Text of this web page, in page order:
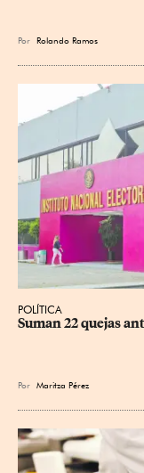
Por Rolando Ramos
POLÍTICA
Suman 22 quejas
Por Maritza Pérez